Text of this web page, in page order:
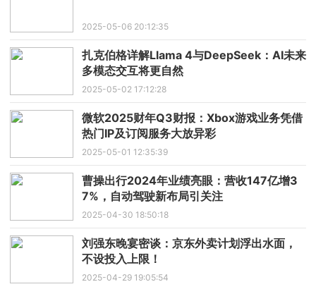
2025-05-06 20:12:35
扎克伯格详解Llama 4与DeepSeek：AI未来
多模态交互将更自然
2025-05-02 17:12:28
微软2025财年Q3财报：Xbox游戏业务凭借
热门IP及订阅服务大放异彩
2025-05-01 12:35:39
曹操出行2024年业绩亮眼：营收147亿增3
7%，自动驾驶新布局引关注
2025-04-30 18:50:18
刘强东晚宴密谈：京东外卖计划浮出水面，
不设投入上限！
2025-04-29 19:05:54